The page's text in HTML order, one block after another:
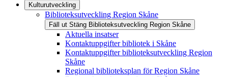
Kulturutveckling
Biblioteksutveckling Region Skåne
Fäll ut Stäng Biblioteksutveckling Region Skåne
Aktuella insatser
Kontaktuppgifter bibliotek i Skåne
Kontaktuppgifter biblioteksutveckling Region
Skåne
Regional biblioteksplan för Region Skåne